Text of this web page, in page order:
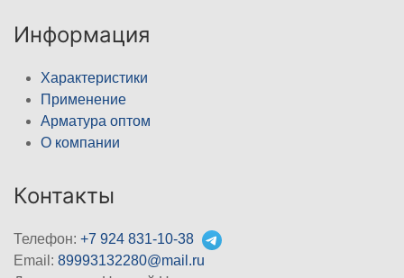
Информация
Характеристики
Применение
Арматура оптом
О компании
Контакты
Телефон: +7 924 831-10-38
Email: 89993132280@mail.ru